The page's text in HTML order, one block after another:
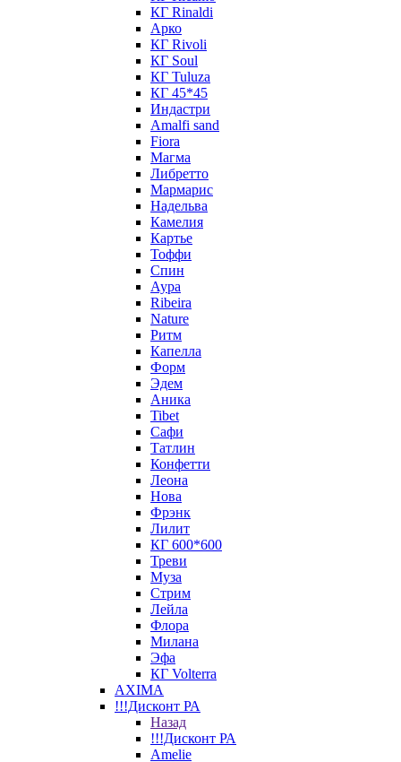
КГ Rinaldi
Арко
КГ Rivoli
КГ Soul
КГ Tuluza
КГ 45*45
Индастри
Amalfi sand
Fiora
Магма
Либретто
Мармарис
Надельва
Камелия
Картье
Тоффи
Спин
Аура
Ribeira
Nature
Ритм
Капелла
Форм
Эдем
Аника
Tibet
Сафи
Татлин
Конфетти
Леона
Нова
Фрэнк
Лилит
КГ 600*600
Треви
Муза
Стрим
Лейла
Флора
Милана
Эфа
КГ Volterra
AXIMA
!!!Дисконт РА
Назад
!!!Дисконт РА
Amelie